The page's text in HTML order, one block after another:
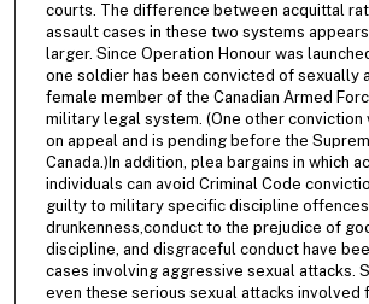
courts. The difference between acquittal
assault cases in these two systems
larger. Since Operation Honour was
one soldier has been convicted of sexually
female member of the Canadian Armed
military legal system. (One other conviction
on appeal and is pending before the
Canada.)In addition, plea bargains in which
individuals can avoid Criminal Code
guilty to military specific discipline
drunkenness,conduct to the prejudice of
discipline, and disgraceful conduct have
cases involving aggressive sexual attacks.
even these serious sexual attacks involved